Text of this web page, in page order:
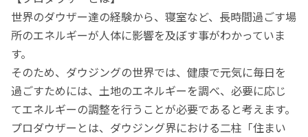
世界のダウザー達の経験から、寝室など、長時間過ごす場
所のエネルギーが人体に影響を及ぼす事がわかっていま
す。
そのため、ダウジングの世界では、健康で元気に毎日を
過ごすためには、土地のエネルギーを調べ、必要に応じ
てエネルギーの調整を行うことが必要であると考えます。
プロダウザーとは、ダウジング界における二柱「住まい